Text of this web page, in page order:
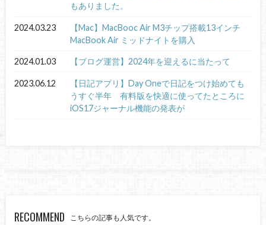
もありました。
2024.03.23
【Mac】MacBooc Air M3チップ搭載13インチ
MacBook Air ミッドナイトを購入
2024.01.03 【ブログ運営】2024年を迎えるに当たって
2023.06.12
【日記アプリ】Day Oneで日記をつけ始めても
うすぐ半年 有料版を快適に使ってたところに
iOS17ジャーナル機能の発表が
RECOMMEND こちらの記事も人気です。